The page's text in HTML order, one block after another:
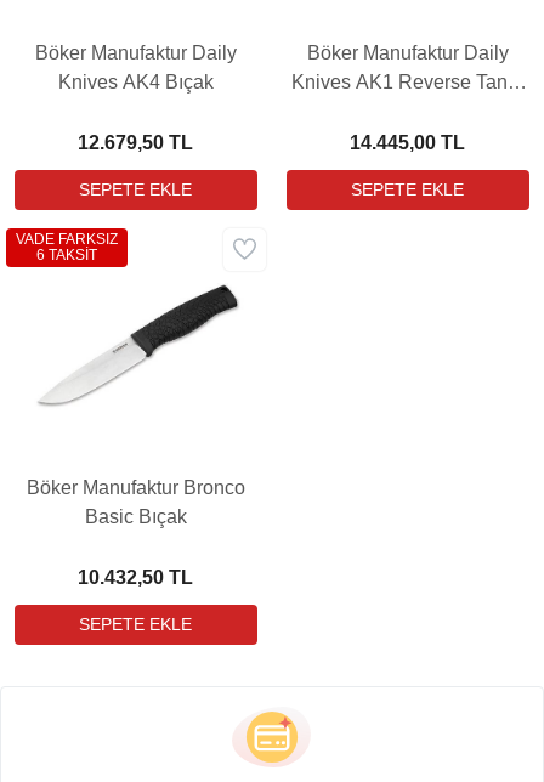
Böker Manufaktur Daily
Knives AK4 Bıçak
12.679,50 TL
Böker Manufaktur Daily
Knives AK1 Reverse Tanto
14.445,00 TL
Böker Manufaktur Bronco
Basic Bıçak
10.432,50 TL
VADE FARKSIZ
6 TAKSİT